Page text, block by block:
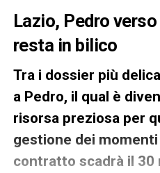
Lazio, Pedro verso
resta in bilico
Tra i dossier più
a Pedro, il qual è
risorsa preziosa per
gestione dei
contratto scadrà il 30